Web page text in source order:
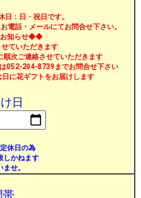
：日・祝日です。
電話・メールにてお問合せ下さい。
お知らせ◆◆
ていただきます
次ご連絡させていただきます
052-204-8739までお問合せ下さい
に花ギフトをお届けします
日
休日の為
しかねます
せ。